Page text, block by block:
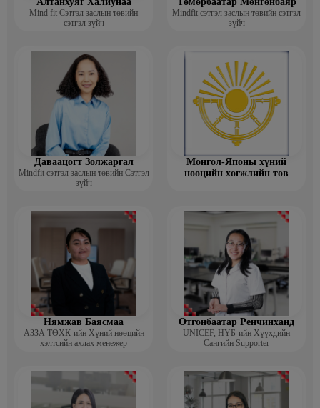
Mind fit Сэтгэл заслын төвийн
сэтгэл зүйч
Mindfit сэтгэл заслын төвийн сэтгэл
зүйч
Даваацогт Золжаргал
Mindfit сэтгэл заслын төвийн Сэтгэл
зүйч
Монгол-Японы хүний
нөөцийн хөгжлийн төв
Нямжав Баясмаа
АЗЗА ТӨХК-ийн Хүний нөөцийн
хэлтсийн ахлах менежер
Отгонбаатар Ренчинханд
UNIСЕF, НҮБ-ийн Хүүхдийн
Сангийн Supporter